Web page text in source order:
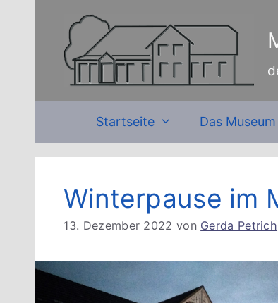
Startseite Das Museum
Winterpause im
13. Dezember 2022 von Gerda Petrich